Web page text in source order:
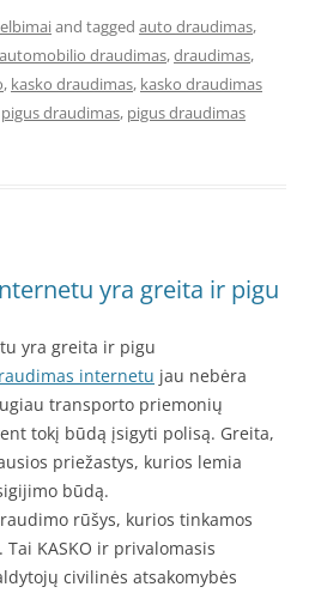
and tagged auto draudimas,
automobilio draudimas,draudimas,
, kasko draudimas, kasko draudimas
pigus draudimas, pigus draudimas
yra greita ir pigu
yra greita ir pigu
internetu jau nebėra
transporto priemonių
tokį būdą įsigyti polisą. Greita,
priežastys, kurios lemia
būdą.
rūšys, kurios tinkamos
KASKO ir privalomasis
civilinės atsakomybės